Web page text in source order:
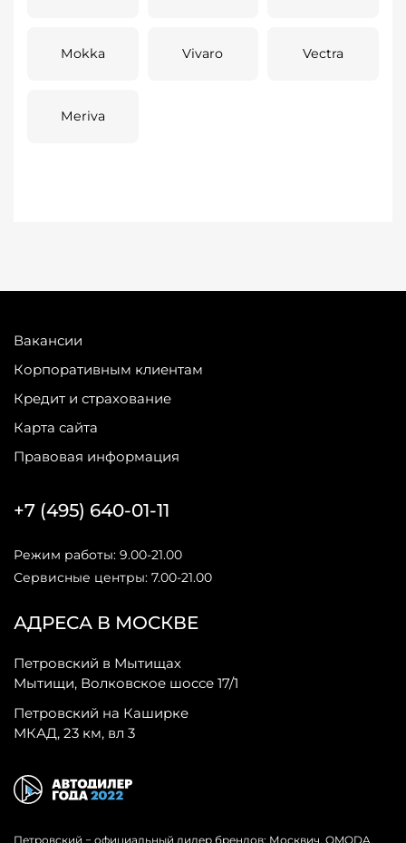
Mokka Vivaro Vectra
Meriva
Вакансии
Корпоративным клиентам
Кредит и страхование
Карта сайта
Правовая информация
АДРЕСА В МОСКВЕ
Петровский в Мытищах
Мытищи, Волковское шоссе 17/1
Петровский на Каширке
МКАД, 23 км, вл 3
+7 (495) 640-01-11
Режим работы: 9.00-21.00
Сервисные центры: 7.00-21.00
Петровский − официальный дилер брендов: Москвич, OMODA,